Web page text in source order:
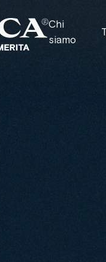
Chi
siamo